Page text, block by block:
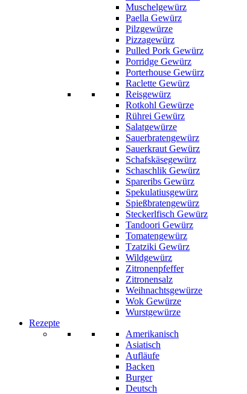
Muschelgewürz
Paella Gewürz
Pilzgewürze
Pizzagewürz
Pulled Pork Gewürz
Porridge Gewürz
Porterhouse Gewürz
Raclette Gewürz
Reisgewürz
Rotkohl Gewürze
Rührei Gewürz
Salatgewürze
Sauerbratengewürz
Sauerkraut Gewürz
Schafskäsegewürz
Schaschlik Gewürz
Spareribs Gewürz
Spekulatiusgewürz
Spießbratengewürz
Steckerlfisch Gewürz
Tandoori Gewürz
Tomatengewürz
Tzatziki Gewürz
Wildgewürz
Zitronenpfeffer
Zitronensalz
Weihnachtsgewürze
Wok Gewürze
Wurstgewürze
Rezepte
Amerikanisch
Asiatisch
Aufläufe
Backen
Burger
Deutsch